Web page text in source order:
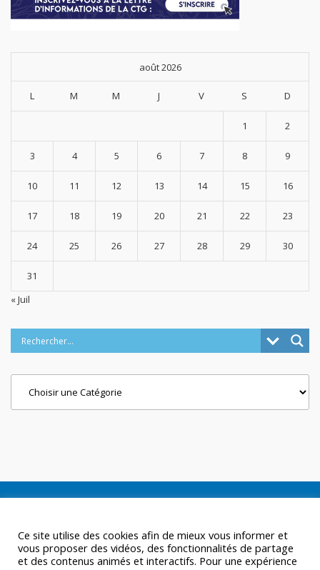
août 2026
L M M J V S D
1 2
3 4 5 6 7 8 9
10 11 12 13 14 15 16
17 18 19 20 21 22 23
24 25 26 27 28 29 30
31
« Juil
Ce site utilise des cookies afin de mieux vous informer et
vous proposer des vidéos, des fonctionnalités de partage
et des contenus animés et interactifs. Pour une expérience